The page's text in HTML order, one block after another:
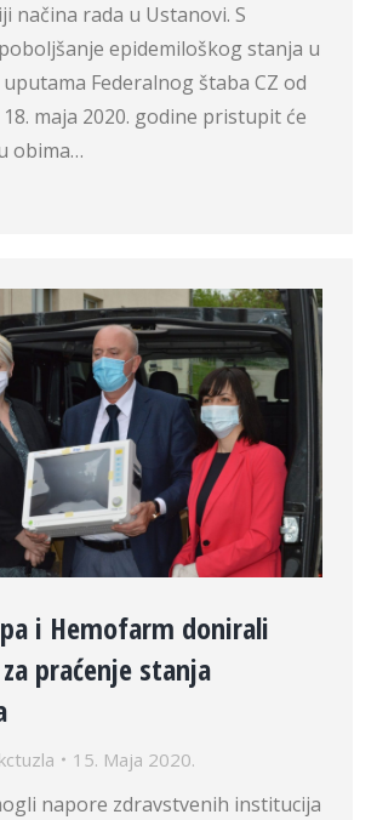
načina rada u Ustanovi. S
epidemiloškog stanja u
Federalnog štaba CZ od
maja 2020. godine pristupit će
obima…
i Hemofarm donirali
praćenje stanja
15. Maja 2020.
napore zdravstvenih institucija